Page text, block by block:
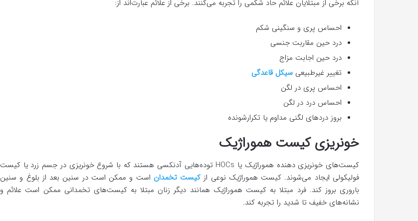
آنکه برخی از مبتلایان علائم حاد شکمی را تجربه می‌کنند. برخی از علائم عبارت‌اند از:
احساس پری و سنگینی شکم
درد حین مقاربت جنسی
درد حین اجابت مزاج
تغییر غیرطبیعی سیکل قاعدگی
احساس پری در لگن
احساس درد در لگن
بروز دردهای لگنی مداوم یا تکرارشونده
خونریزی کیست هموراژیک
کیست‌های خونریزی دهنده هموراژیک یا HOCs توده‌هایی آدنکسی هستند که با شروع خونریزی در جسم زرد یا کیست
فولیکولی ایجاد می‌شوند. کیست‌ هموراژیک نوعی از کیست تخمدان است و ممکن است در سنین بعد از بلوغ و سنین
باروری بروز کند. فرد مبتلا به کیست هموراژیک همانند دیگر زنان مبتلا به کیست‌های تخمدانی ممکن است علائم و
نشانه‌های خفیف تا شدید را تجربه کند.